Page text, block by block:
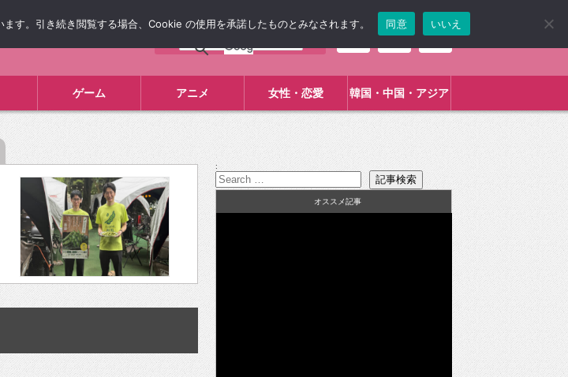
ゲーム アニメ 女性・恋愛 韓国・中国・アジア
:
オススメ記事
す。引き続き閲覧する場合、Cookie の使用を承諾したものとみなされます。 同意 いいえ